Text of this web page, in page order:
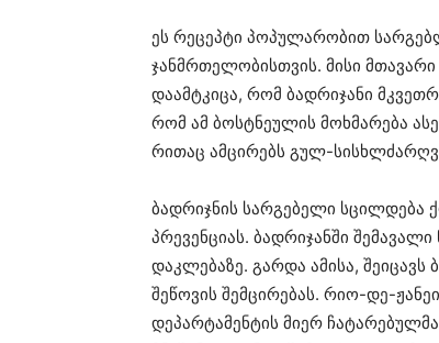
ეს რეცეპტი პოპულარობით
ჯანმრთელობისთვის. მისი მთავარი
დაამტკიცა, რომ ბადრიჯანი
რომ ამ ბოსტნეულის მოხმარება
რითაც ამცირებს გულ-
ბადრიჯნის სარგებელი სცილდება
პრევენციას. ბადრიჯანში
დაკლებაზე. გარდა ამისა,
შეწოვის შემცირებას. რიო-დე-
დეპარტამენტის მიერ